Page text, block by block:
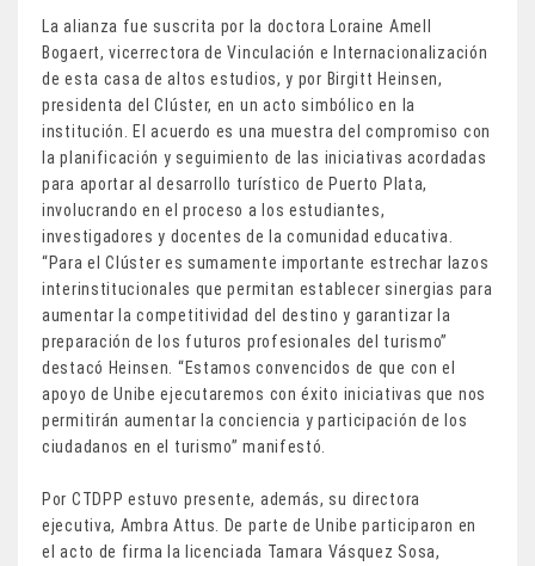
La alianza fue suscrita por la doctora Loraine Amell
Bogaert, vicerrectora de Vinculación e Internacionalización
de esta casa de altos estudios, y por Birgitt Heinsen,
presidenta del Clúster, en un acto simbólico en la
institución. El acuerdo es una muestra del compromiso con
la planificación y seguimiento de las iniciativas acordadas
para aportar al desarrollo turístico de Puerto Plata,
involucrando en el proceso a los estudiantes,
investigadores y docentes de la comunidad educativa.
“Para el Clúster es sumamente importante estrechar lazos
interinstitucionales que permitan establecer sinergias para
aumentar la competitividad del destino y garantizar la
preparación de los futuros profesionales del turismo”
destacó Heinsen. “Estamos convencidos de que con el
apoyo de Unibe ejecutaremos con éxito iniciativas que nos
permitirán aumentar la conciencia y participación de los
ciudadanos en el turismo” manifestó.
Por CTDPP estuvo presente, además, su directora
ejecutiva, Ambra Attus. De parte de Unibe participaron en
el acto de firma la licenciada Tamara Vásquez Sosa,